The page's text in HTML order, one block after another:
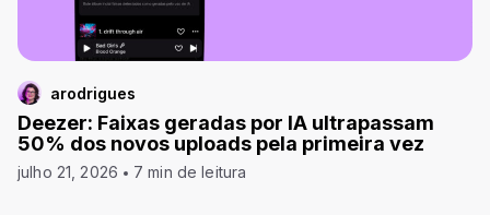
arodrigues
Deezer: Faixas geradas por IA ultrapassam
50% dos novos uploads pela primeira vez
julho 21, 2026 7 min de leitura